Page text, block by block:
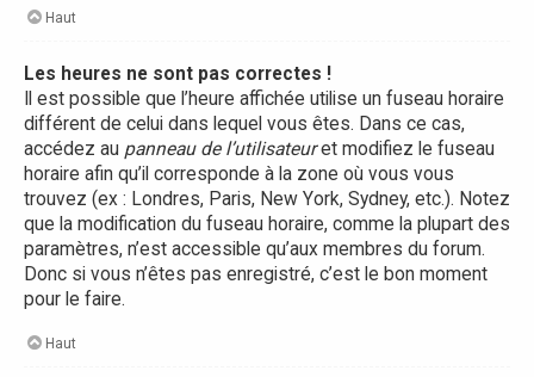
Haut
Les heures ne sont pas correctes !
Il est possible que l’heure affichée utilise un fuseau horaire
différent de celui dans lequel vous êtes. Dans ce cas,
accédez au panneau de l’utilisateuret modifiez le fuseau
horaire afin qu’il corresponde à la zone où vous vous
trouvez (ex : Londres, Paris, New York, Sydney, etc.). Notez
que la modification du fuseau horaire, comme la plupart des
paramètres, n’est accessible qu’aux membres du forum.
Donc si vous n’êtes pas enregistré, c’est le bon moment
pour le faire.
Haut